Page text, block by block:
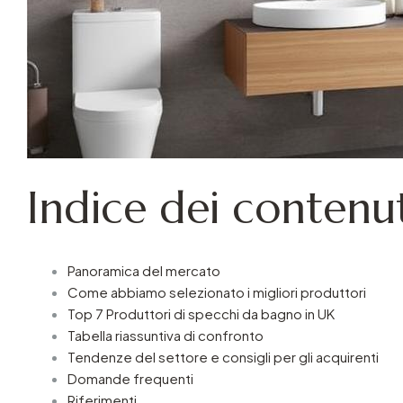
Indice dei
Panoramica del mercato
Come abbiamo selezionato i migliori produttori
Top 7 Produttori di specchi da bagno in UK
Tabella riassuntiva di confronto
Tendenze del settore e consigli per gli acquirenti
Domande frequenti
Riferimenti